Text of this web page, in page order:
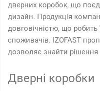
дверних коробок, що
дизайн. Продукція
довговічністю, що
споживачів. IZOFAST
дозволяє знайти рішення
Дверні коробки